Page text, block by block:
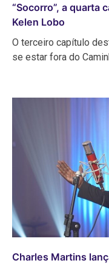
“Socorro”, a quarta
Kelen Lobo
O terceiro capítulo
se estar fora do
Charles Martins